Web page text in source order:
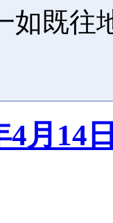
如既往
4月14